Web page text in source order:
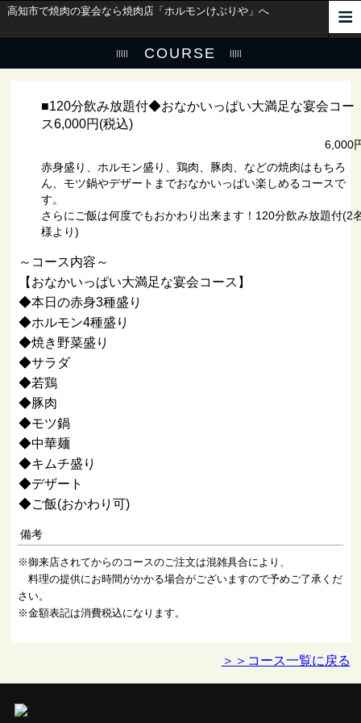
高知市で焼肉の宴会なら焼肉店「ホルモンけぶりや」へ
COURSE
■120分飲み放題付◆おなかいっぱい大満足な宴会コー
ス6,000円(税込)
6,000
赤身盛り、ホルモン盛り、鶏肉、豚肉、などの焼肉はもちろ
ん、モツ鍋やデザートまでおなかいっぱい楽しめるコースで
す。
さらにご飯は何度でもおかわり出来ます！120分飲み放題付(2
様より)
～コース内容～
【おなかいっぱい大満足な宴会コース】
◆本日の赤身3種盛り
◆ホルモン4種盛り
◆焼き野菜盛り
◆サラダ
◆若鶏
◆豚肉
◆モツ鍋
◆中華麺
◆キムチ盛り
◆デザート
◆ご飯(おかわり可)
備考
※御来店されてからのコースのご注文は混雑具合により、
料理の提供にお時間がかかる場合がございますので予めご了承くだ
さい。
※金額表記は消費税込になります。
＞＞コース一覧に戻る